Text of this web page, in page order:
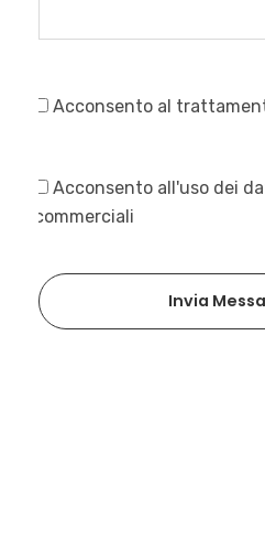
Acconsento al
Acconsento all'uso dei
commerciali
Invia